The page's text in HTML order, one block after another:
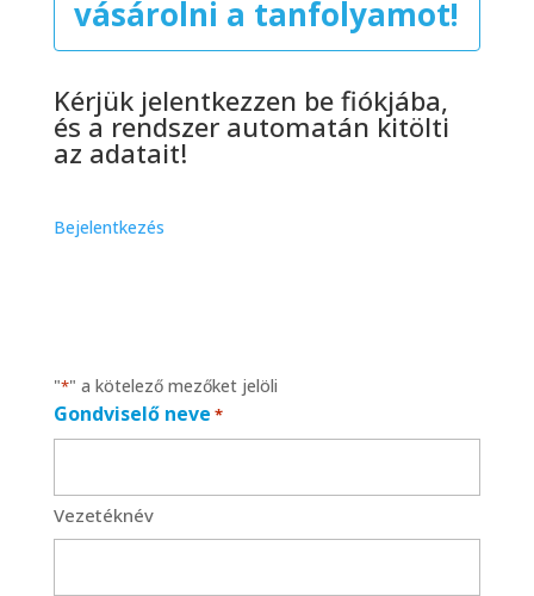
vásárolni a tanfolyamot!
Kérjük jelentkezzen be fiókjába,
és a rendszer automatán kitölti
az adatait!
Bejelentkezés
"*" a kötelező mezőket jelöli
Gondviselő neve *
Vezetéknév